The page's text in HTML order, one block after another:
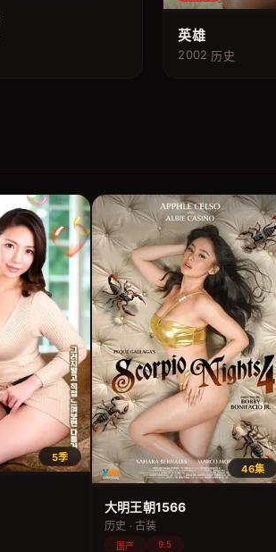
英雄
2002·历史
5季
46集
大明王朝1566
历史 · 古装
国产 9.5